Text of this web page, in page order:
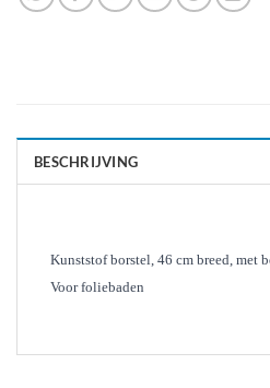
BESCHRIJVING
Kunststof borstel, 46 cm breed, met
Voor foliebaden